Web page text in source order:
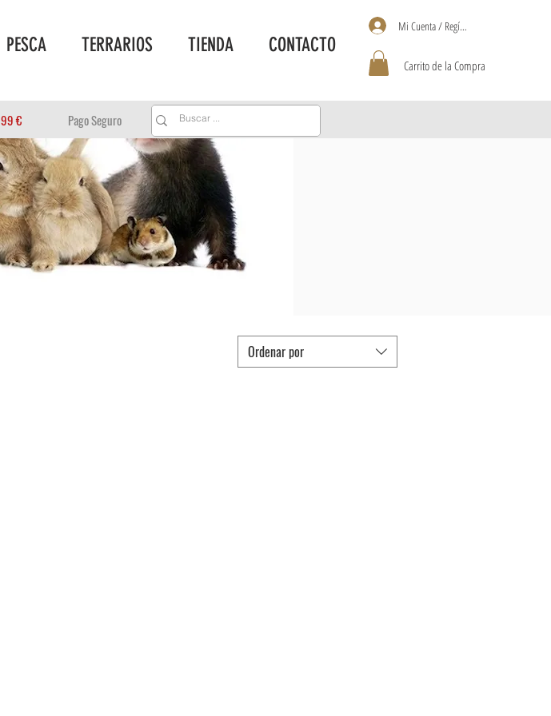
PESCA TERRARIOS TIENDA CONTACTO
Mi Cuenta / Regístrate
Carrito de la Compra
99 € Pago Seguro
Ordenar por